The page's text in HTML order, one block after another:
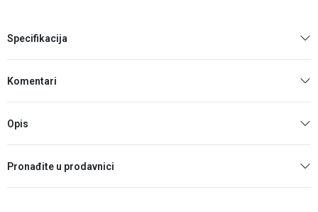
Specifikacija
Komentari
Opis
Pronađite u prodavnici